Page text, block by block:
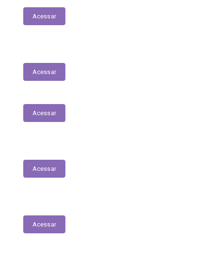
Acessar
Acessar
Acessar
Acessar
Acessar